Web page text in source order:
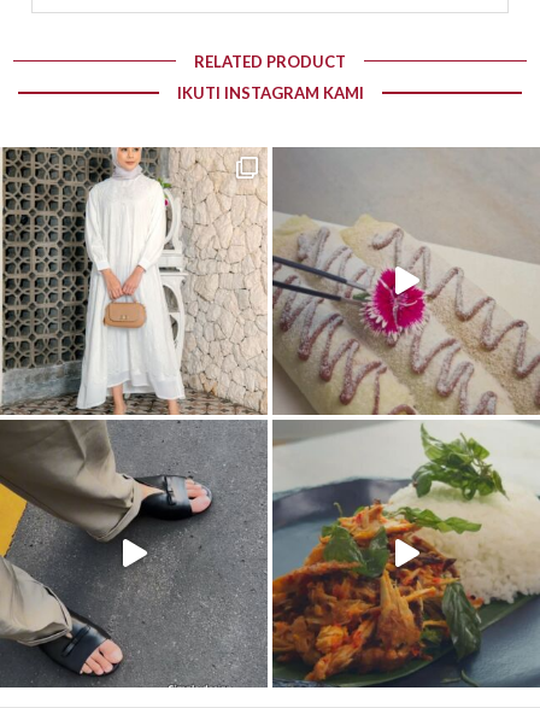
RELATED PRODUCT
IKUTI INSTAGRAM KAMI